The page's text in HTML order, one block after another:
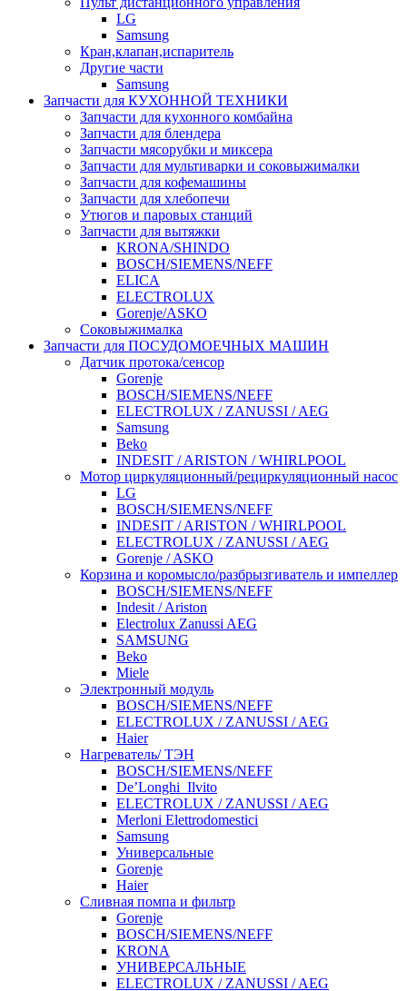
LG
Samsung
Кран,клапан,испаритель
Другие части
Samsung
Запчасти для КУХОННОЙ ТЕХНИКИ
Запчасти для кухонного комбайна
Запчасти для блендера
Запчасти мясорубки и миксера
Запчасти для мультиварки и соковыжималки
Запчасти для кофемашины
Запчасти для хлебопечи
Утюгов и паровых станций
Запчасти для вытяжки
KRONA/SHINDO
BOSCH/SIEMENS/NEFF
ELICA
ELECTROLUX
Gorenje/ASKO
Соковыжималка
Запчасти для ПОСУДОМОЕЧНЫХ МАШИН
Датчик протока/сенсор
Gorenje
BOSCH/SIEMENS/NEFF
ELECTROLUX / ZANUSSI / AEG
Samsung
Beko
INDESIT / ARISTON / WHIRLPOOL
Мотор циркуляционный/рециркуляционный насос
LG
BOSCH/SIEMENS/NEFF
INDESIT / ARISTON / WHIRLPOOL
ELECTROLUX / ZANUSSI / AEG
Gorenje / ASKO
Корзина и коромысло/разбрызгиватель и импеллер
BOSCH/SIEMENS/NEFF
Indesit / Ariston
Electrolux Zanussi AEG
SAMSUNG
Beko
Miele
Электронный модуль
BOSCH/SIEMENS/NEFF
ELECTROLUX / ZANUSSI / AEG
Haier
Нагреватель/ ТЭН
BOSCH/SIEMENS/NEFF
De’Longhi_Ilvito
ELECTROLUX / ZANUSSI / AEG
Merloni Elettrodomestici
Samsung
Универсальные
Gorenje
Haier
Сливная помпа и фильтр
Gorenje
BOSCH/SIEMENS/NEFF
KRONA
УНИВЕРСАЛЬНЫЕ
ELECTROLUX / ZANUSSI / AEG